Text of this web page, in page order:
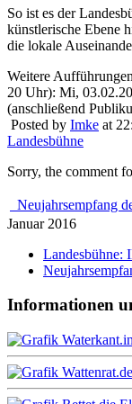
So ist es der
künstlerische Ebene
die lokale
Weitere
20 Uhr): Mi,
(anschließend
Posted by Imke at
Landesbühne
Sorry, the comment
Neujahrsempfang
Januar 2016
Landesbühne:
Informationen